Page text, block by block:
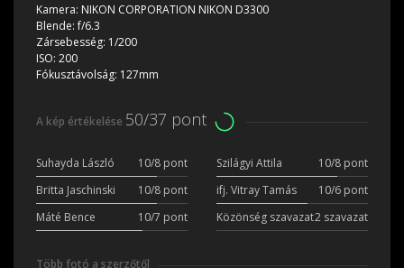
Kamera: NIKON CORPORATION NIKON D3300
Blende:f/6.3
Zársebesség: 1/200
ISO: 200
Fókusztávolság: 127mm
A kép értékelése 50/37 pont
Suhayda László 10/8 pont Szilágyi Attila
10/8 pont
Britta Jaschinski
10/8 pont ifj. Vitray Tamás
10/6 pont
Máté Bence
10/7 pont Közönség szavazat2 szavazat
Több fotó a szerzőtől